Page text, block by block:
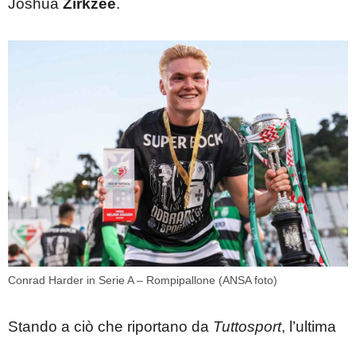
Joshua Zirkzee.
Conrad Harder in Serie A – Rompipallone (ANSA foto)
Stando a ciò che riportano da Tuttosport, l’ultima